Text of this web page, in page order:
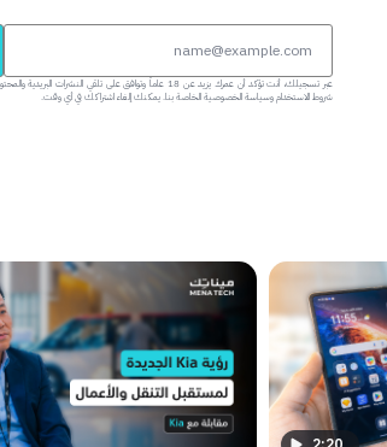
عبر تسجيلك، أنت تؤكد أن عمرك يزيد عن 18 عاماً وتوافق على تلقي النشرات
شروط الاستخدام وسياسة الخصوصية الخاصة بنا. يمكنك إلغاء اشتراكك في أي وقت.